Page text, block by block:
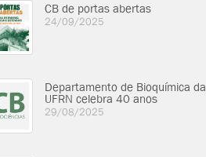
CB de portas abertas
24/09/2025
Departamento de Bioquímica da
UFRN celebra 40 anos
29/08/2025